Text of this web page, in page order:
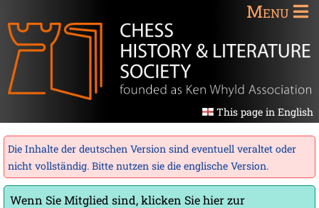
Menu
This page in English
Die Inhalte der deutschen Version sind eventuell veraltet oder
nicht vollständig. Bitte nutzen sie die englische Version.
Wenn Sie Mitglied sind, klicken Sie hier zur